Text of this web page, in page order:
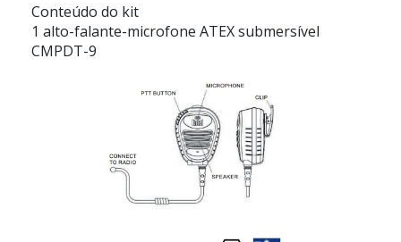
Conteúdo do kit
1 alto-falante-microfone ATEX submersível
CMPDT-9